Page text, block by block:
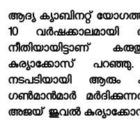
ആദ്യ ക്യാബിനറ്റ്
10 വര്‍ഷക്കാലമായി
നീതിയായിട്ടാണ്
കുര്യാക്കോസ്
നടപടിയായി ആരും
ഗണ്‍മാന്‍മാര്‍
അജയ് ജുവല്‍ കുര്യാക്കോസ്